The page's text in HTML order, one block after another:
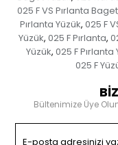
025 F VS Pırlanta Baget
Pırlanta Yüzük, 025 F
Yüzük, 025 F Pırlanta,
Yüzük, 025 F Pırlanta
025 F
Bültenimize Üye